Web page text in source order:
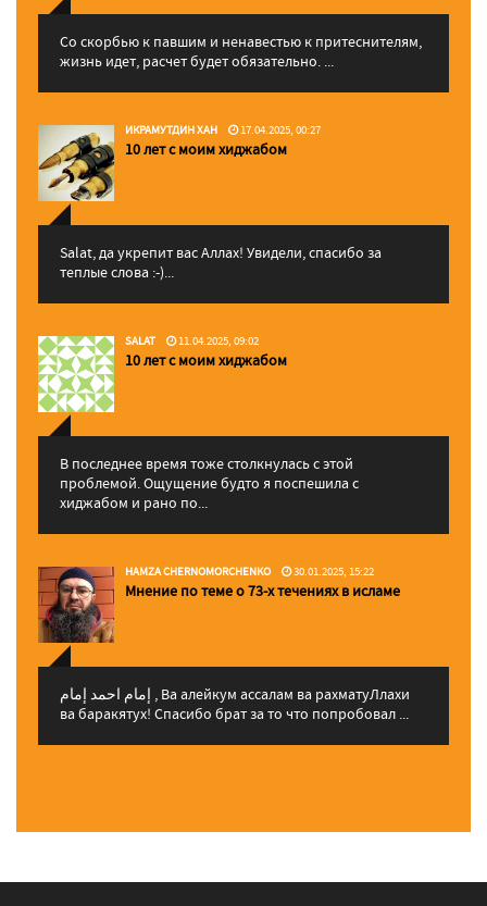
Со скорбью к павшим и ненавестью к притеснителям,
жизнь идет, расчет будет обязательно. ...
ИКРАМУТДИН ХАН 17.04.2025, 00:27
10 лет с моим хиджабом
Salat, да укрепит вас Аллаx! Увидели, спасибо за
теплые слова :-)...
SALAT 11.04.2025, 09:02
10 лет с моим хиджабом
В последнее время тоже столкнулась с этой
проблемой. Ощущение будто я поспешила с
хиджабом и рано по...
HAMZA CHERNOMORCHENKO 30.01.2025, 15:22
Мнение по теме о 73-х течениях в исламе
إمام احمد إمام , Ва алейкум ассалам ва рахматуЛлахи
ва баракятух! Спасибо брат за то что попробовал ...